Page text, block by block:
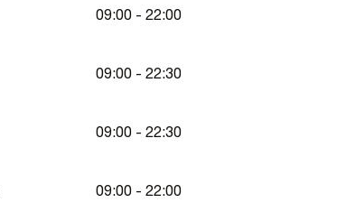
09:00 - 22:00
09:00 - 22:30
09:00 - 22:30
09:00 - 22:00